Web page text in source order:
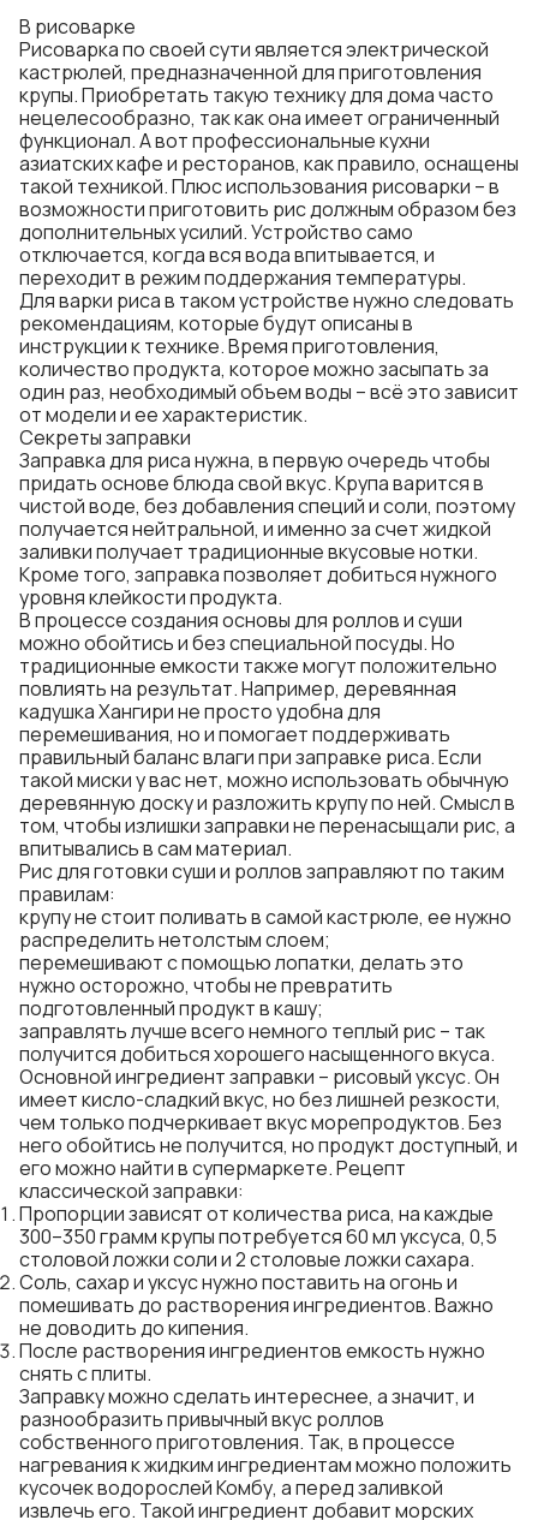
В рисоварке
Рисоварка по своей сути является электрической
кастрюлей, предназначенной для приготовления
крупы. Приобретать такую технику для дома часто
нецелесообразно, так как она имеет ограниченный
функционал. А вот профессиональные кухни
азиатских кафе и ресторанов, как правило, оснащены
такой техникой. Плюс использования рисоварки – в
возможности приготовить рис должным образом без
дополнительных усилий. Устройство само
отключается, когда вся вода впитывается, и
переходит в режим поддержания температуры.
Для варки риса в таком устройстве нужно следовать
рекомендациям, которые будут описаны в
инструкции к технике. Время приготовления,
количество продукта, которое можно засыпать за
один раз, необходимый объем воды – всё это зависит
от модели и ее характеристик.
Секреты заправки
Заправка для риса нужна, в первую очередь чтобы
придать основе блюда свой вкус. Крупа варится в
чистой воде, без добавления специй и соли, поэтому
получается нейтральной, и именно за счет жидкой
заливки получает традиционные вкусовые нотки.
Кроме того, заправка позволяет добиться нужного
уровня клейкости продукта.
В процессе создания основы для роллов и суши
можно обойтись и без специальной посуды. Но
традиционные емкости также могут положительно
повлиять на результат. Например, деревянная
кадушка Хангири не просто удобна для
перемешивания, но и помогает поддерживать
правильный баланс влаги при заправке риса. Если
такой миски у вас нет, можно использовать обычную
деревянную доску и разложить крупу по ней. Смысл в
том, чтобы излишки заправки не перенасыщали рис, а
впитывались в сам материал.
Рис для готовки суши и роллов заправляют по таким
правилам:
крупу не стоит поливать в самой кастрюле, ее нужно
распределить нетолстым слоем;
перемешивают с помощью лопатки, делать это
нужно осторожно, чтобы не превратить
подготовленный продукт в кашу;
заправлять лучше всего немного теплый рис – так
получится добиться хорошего насыщенного вкуса.
Основной ингредиент заправки – рисовый уксус. Он
имеет кисло-сладкий вкус, но без лишней резкости,
чем только подчеркивает вкус морепродуктов. Без
него обойтись не получится, но продукт доступный, и
его можно найти в супермаркете. Рецепт
классической заправки:
Пропорции зависят от количества риса, на каждые
300–350 грамм крупы потребуется 60 мл уксуса, 0,5
столовой ложки соли и 2 столовые ложки сахара.
Соль, сахар и уксус нужно поставить на огонь и
помешивать до растворения ингредиентов. Важно
не доводить до кипения.
После растворения ингредиентов емкость нужно
снять с плиты.
Заправку можно сделать интереснее, а значит, и
разнообразить привычный вкус роллов
собственного приготовления. Так, в процессе
нагревания к жидким ингредиентам можно положить
кусочек водорослей Комбу, а перед заливкой
извлечь его. Такой ингредиент добавит морских